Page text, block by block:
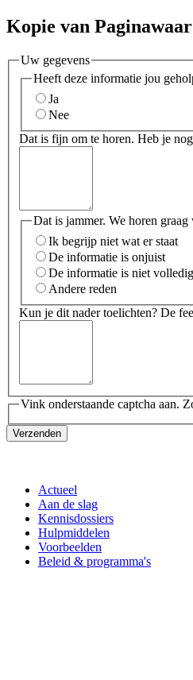
Kopie van
Uw gegevens
Heeft deze informatie jou
Ja
Nee
Dat is fijn om te horen. Heb je
Dat is jammer. We horen
Ik begrijp niet wat er staat
De informatie is onjuist
De informatie is niet volledig
Andere reden
Kun je dit nader toelichten? De
Vink onderstaande captcha aan.
Verzenden
Actueel
Aan de slag
Kennisdossiers
Hulpmiddelen
Voorbeelden
Beleid & programma's